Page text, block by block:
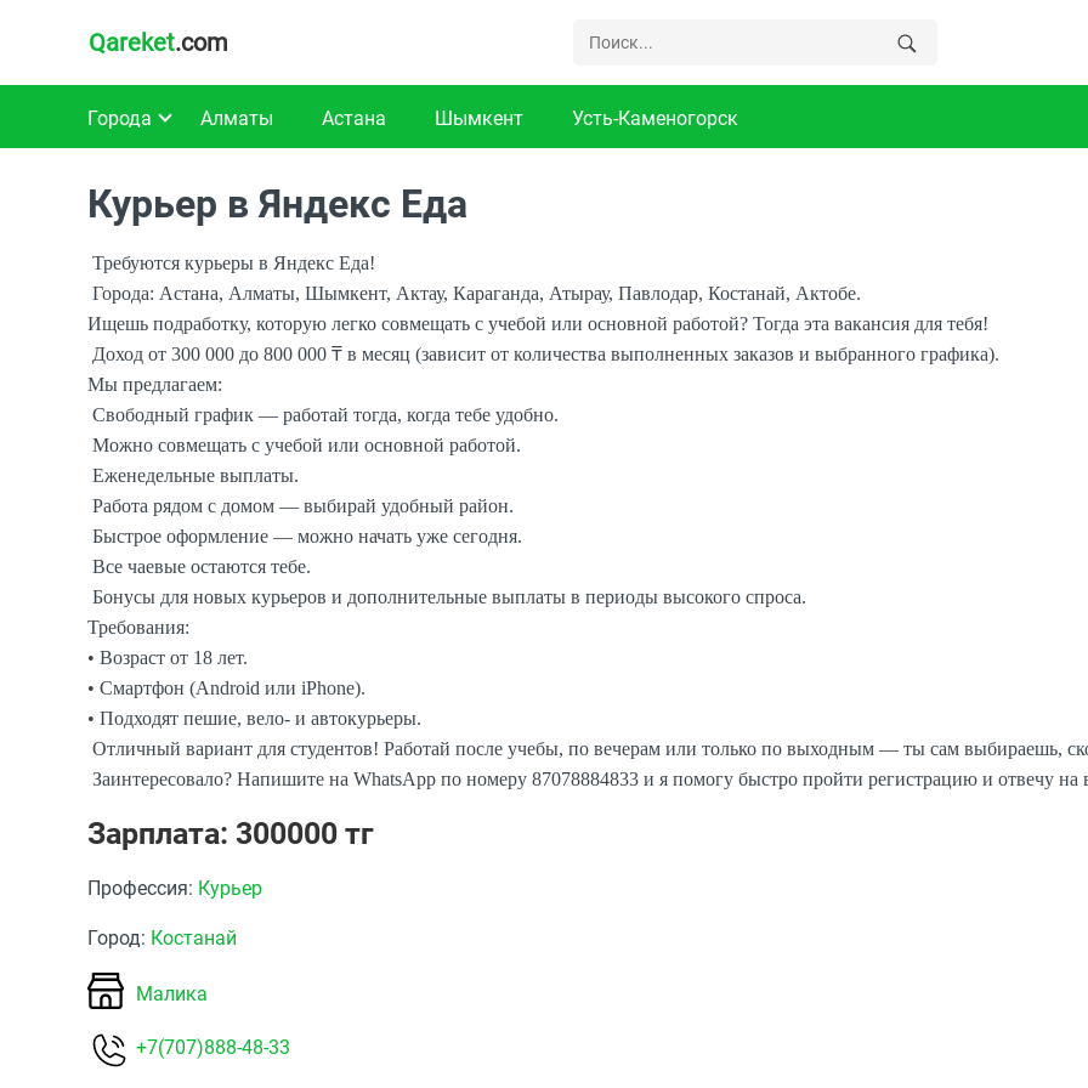
Qareket.com
Города Алматы Астана Шымкент Усть-Каменогорск
Курьер в Яндекс Еда
Требуются курьеры в Яндекс Еда!
Города: Астана, Алматы, Шымкент, Актау, Караганда, Атырау, Павлодар, Костанай, Актобе.
Ищешь подработку, которую легко совмещать с учебой или основной работой? Тогда эта вакансия для тебя!
Доход от 300 000 до 800 000 ₸ в месяц (зависит от количества выполненных заказов и выбранного графика).
Мы предлагаем:
Свободный график — работай тогда, когда тебе удобно.
Можно совмещать с учебой или основной работой.
Еженедельные выплаты.
Работа рядом с домом — выбирай удобный район.
Быстрое оформление — можно начать уже сегодня.
Все чаевые остаются тебе.
Бонусы для новых курьеров и дополнительные выплаты в периоды высокого спроса.
Требования:
• Возраст от 18 лет.
• Смартфон (Android или iPhone).
• Подходят пешие, вело- и автокурьеры.
Отличный вариант для студентов! Работай после учебы, по вечерам или только по выходным — ты сам выбираешь,
Заинтересовало? Напишите на WhatsApp по номеру 87078884833 и я помогу быстро пройти регистрацию и отвечу на
Зарплата: 300000 тг
Профессия: Курьер
Город: Костанай
Малика
+7(707)888-48-33